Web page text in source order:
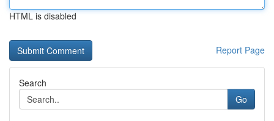
HTML is disabled
Report Page
Search
Go